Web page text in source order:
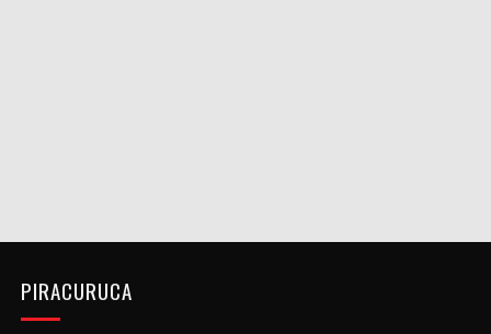
PIRACURUCA